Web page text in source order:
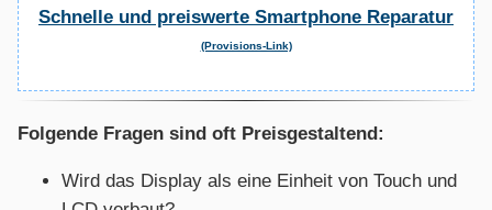
Schnelle und preiswerte Smartphone Reparatur
(Provisions-Link)
Folgende Fragen sind oft Preisgestaltend:
Wird das Display als eine Einheit von Touch und